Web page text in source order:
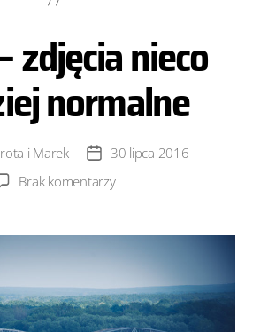
zdjęcia nieco
normalne
i Marek
Data30 lipca 2016
Brak komentarzydo
zdjęcia
normalne